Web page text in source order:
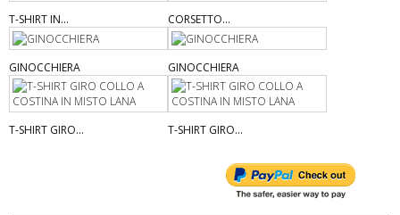
T-SHIRT IN... CORSETTO...
GINOCCHIERA GINOCCHIERA
T-SHIRT GIRO... T-SHIRT GIRO...